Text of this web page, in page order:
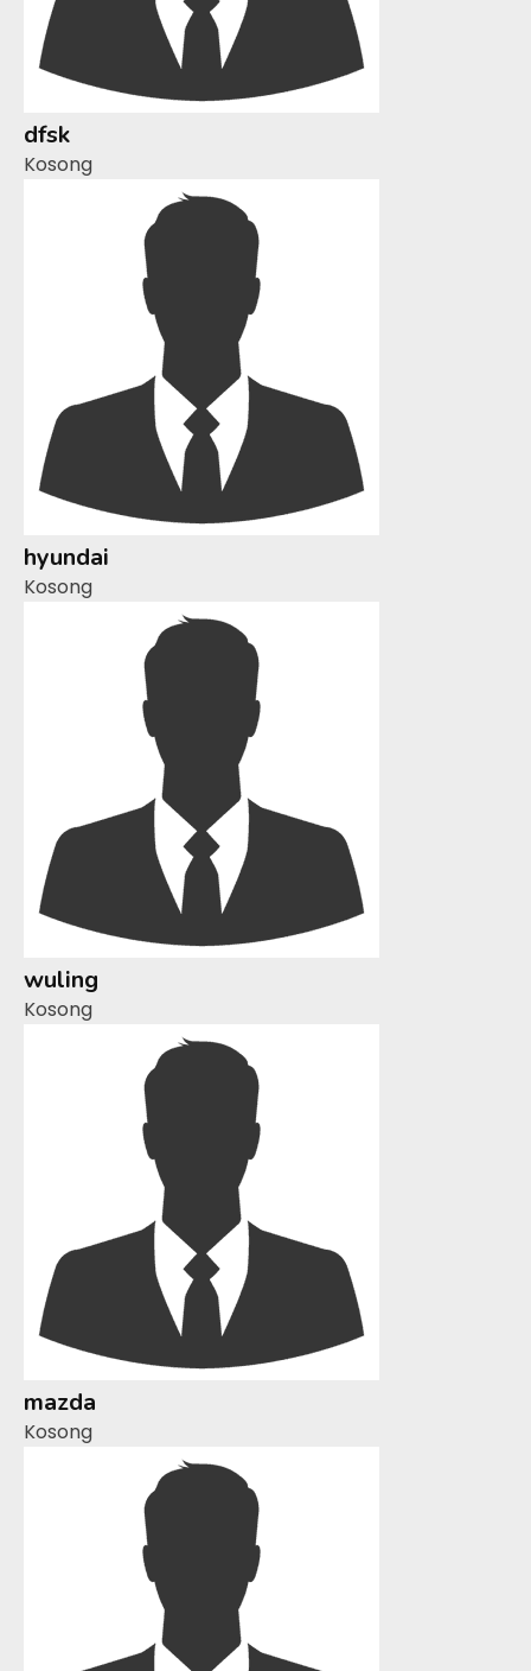
dfsk
Kosong
hyundai
Kosong
wuling
Kosong
mazda
Kosong